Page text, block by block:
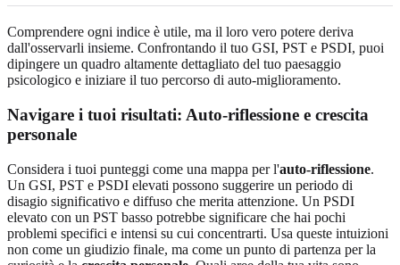
Comprendere ogni indice è utile, ma il loro vero potere deriva
dall'osservarli insieme. Confrontando il tuo GSI, PST e PSDI, puoi
dipingere un quadro altamente dettagliato del tuo paesaggio
psicologico e iniziare il tuo percorso di auto-miglioramento.
Navigare i tuoi risultati: Auto-riflessione e crescita
personale
Considera i tuoi punteggi come una mappa per l'auto-riflessione.
Un GSI, PST e PSDI elevati possono suggerire un periodo di
disagio significativo e diffuso che merita attenzione. Un PSDI
elevato con un PST basso potrebbe significare che hai pochi
problemi specifici e intensi su cui concentrarti. Usa queste intuizioni
non come un giudizio finale, ma come un punto di partenza per la